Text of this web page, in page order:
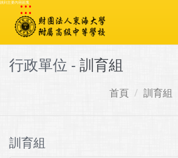
跳到主要內容區塊
:::
行政單位 - 訓育組
首頁 訓育組
訓育組